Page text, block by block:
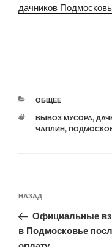
дачников
РУБРИКИ
ОБЩЕЕ
МЕТКИ
ВЫВОЗ МУСОРА,
ЧАПЛИН,
по
записям
Предыдущая
запись:
НАЗАД
Официальные
в Подмосковье